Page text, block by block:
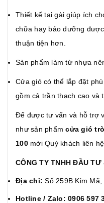
Thiết kế tai gài giúp ích
chữa hay bảo dưỡng
thuận tiện hơn.
Sản phẩm làm từ nhựa
Cửa gió có thể lắp đặt
gồm cả trần thạch cao và
Để được tư vấn và hỗ trợ
như sản phẩmcửa gió
100mời Quý khách liên
CÔNG TY TNHH ĐẦU TƯ
Địa chỉ: Số 259B Kim
Hotline / Zalo: 0906 597